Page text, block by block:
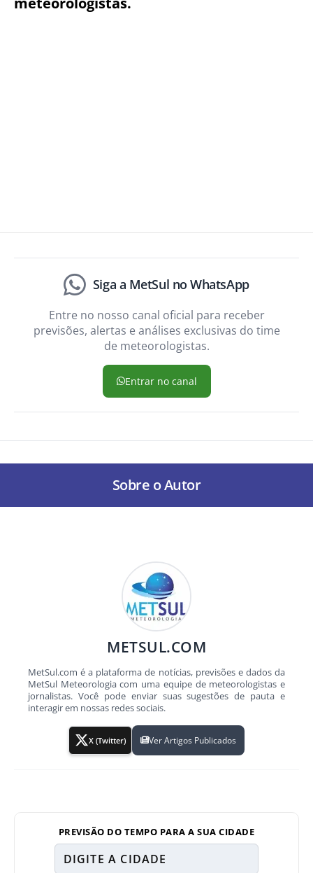
Siga a MetSul no WhatsApp
Entre no nosso canal oficial para receber
previsões, alertas e análises exclusivas do time
de meteorologistas.
Entrar no canal
Sobre o Autor
METSUL.COM
MetSul.com é a plataforma de notícias, previsões e dados da
MetSul Meteorologia com uma equipe de meteorologistas e
jornalistas. Você pode enviar suas sugestões de pauta e
interagir em nossas redes sociais.
X (Twitter) Ver Artigos Publicados
PREVISÃO DO TEMPO PARA A SUA CIDADE